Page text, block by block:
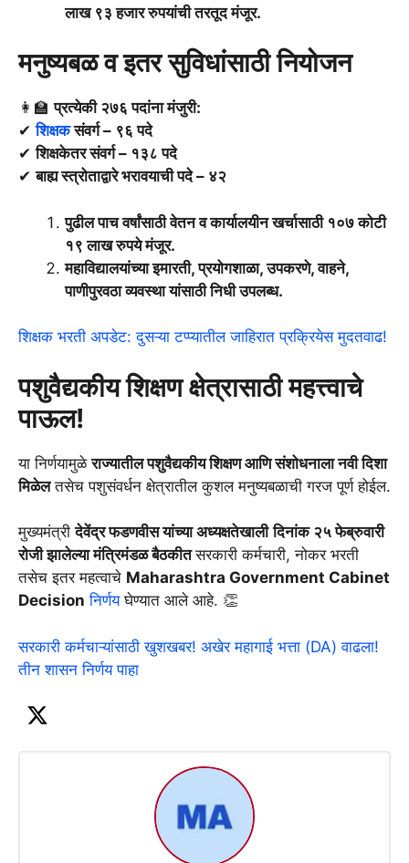
लाख ९३ हजार रुपयांची तरतूद मंजूर.
मनुष्यबळ व इतर सुविधांसाठी नियोजन
👩‍🏫प्रत्येकी २७६ पदांना मंजुरी:
✔शिक्षकसंवर्ग – ९६ पदे
✔शिक्षकेतर संवर्ग – १३८ पदे
✔बाह्य स्त्रोताद्वारे भरावयाची पदे – ४२
पुढील पाच वर्षांसाठी वेतन व कार्यालयीन खर्चासाठी १०७ कोटी
१९ लाख रुपये मंजूर.
महाविद्यालयांच्या इमारती, प्रयोगशाळा, उपकरणे, वाहने,
पाणीपुरवठा व्यवस्था यांसाठी निधी उपलब्ध.
शिक्षक भरती अपडेट: दुसऱ्या टप्प्यातील जाहिरात प्रक्रियेस मुदतवाढ!
पशुवैद्यकीय शिक्षण क्षेत्रासाठी महत्त्वाचे
पाऊल!
या निर्णयामुळेराज्यातील पशुवैद्यकीय शिक्षण आणि संशोधनाला नवी दिशा
मिळेलतसेच पशुसंवर्धन क्षेत्रातील कुशल मनुष्यबळाची गरज पूर्ण होईल.
मुख्यमंत्रीदेवेंद्र फडणवीस यांच्या अध्यक्षतेखाली दिनांक २५ फेब्रुवारी
रोजी झालेल्या मंत्रिमंडळ बैठकीतसरकारी कर्मचारी, नोकर भरती
तसेच इतर महत्वाचे Maharashtra Government Cabinet
Decision निर्णयघेण्यात आले आहे. 👏
सरकारी कर्मचाऱ्यांसाठी खुशखबर! अखेर महागाई भत्ता (DA) वाढला!
तीन शासन निर्णय पाहा